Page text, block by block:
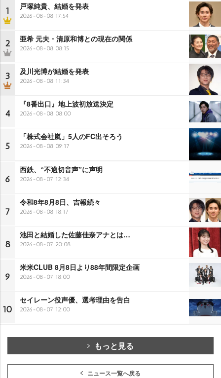
1 戸塚純貴、結婚を発表
2026-08-08 17:54
2 亜希 元夫・清原和博との現在の関係
2026-08-08 08:15
3 及川光博が結婚を発表
2026-08-08 11:34
4
『8番出口』地上波初放送決定
2026-08-08 08:00
5
「株式会社嵐」5人のFC出そろう
2026-08-08 09:17
6
西鉄、“不適切音声”に声明
2026-08-07 12:34
7
令和8年8月8日、吉報続々
2026-08-08 18:17
8
池田と結婚した佐藤佳奈アナとは…
2026-08-07 20:08
9
米米CLUB 8月8日より88年間限定企画
2026-08-07 18:00
10
セイレーン役声優、選考理由を告白
2026-08-07 12:00
もっと見る
ニュース一覧へ戻る